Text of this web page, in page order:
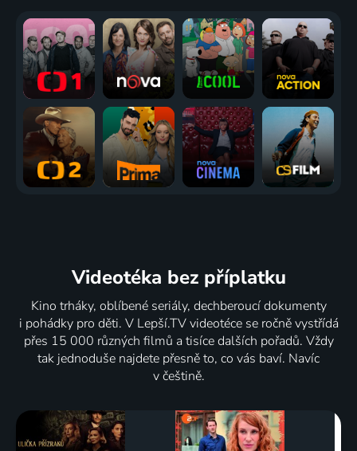
Videotéka bez příplatku
Kino trháky, oblíbené seriály, dechberoucí dokumenty
i pohádky pro děti. V Lepší.TV videotéce se ročně vystřídá
přes 15 000 různých filmů a tisíce dalších pořadů. Vždy
tak jednoduše najdete přesně to, co vás baví. Navíc
v češtině.